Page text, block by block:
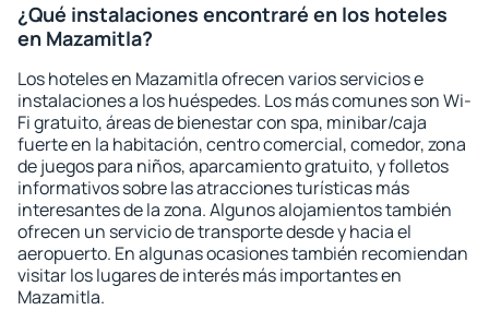
¿Qué instalaciones encontraré en los hoteles
en Mazamitla?
Los hoteles en Mazamitla ofrecen varios servicios e
instalaciones a los huéspedes. Los más comunes son Wi-
Fi gratuito, áreas de bienestar con spa, minibar/caja
fuerte en la habitación, centro comercial, comedor, zona
de juegos para niños, aparcamiento gratuito, y folletos
informativos sobre las atracciones turísticas más
interesantes de la zona. Algunos alojamientos también
ofrecen un servicio de transporte desde y hacia el
aeropuerto. En algunas ocasiones también recomiendan
visitar los lugares de interés más importantes en
Mazamitla.